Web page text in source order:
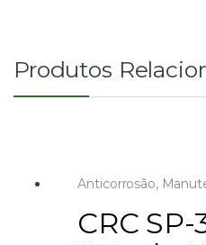
Produtos
Anticorrosão,
CRC